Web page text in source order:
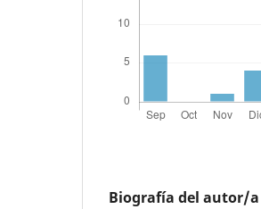
Biografía del autor/a